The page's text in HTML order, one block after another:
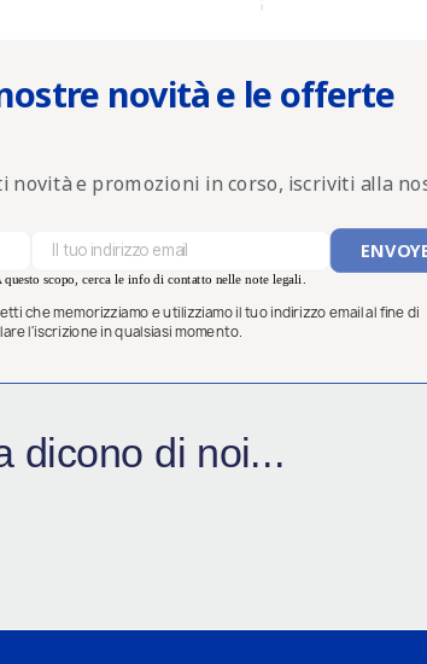
novità e le offerte
novità e promozioni in corso, iscriviti alla
scopo, cerca le info di contatto nelle note legali.
che memorizziamo e utilizziamo il tuo indirizzo email al fine di
l'iscrizione in qualsiasi momento.
dicono di noi...